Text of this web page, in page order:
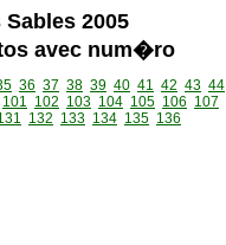
2005
avec num�ro
36 37 38 39 40 41 42 43 44
101 102 103 104 105 106 107
132 133 134 135 136